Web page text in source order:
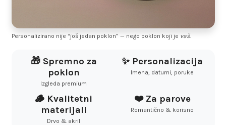
Personalizirano nije “još jedan poklon” — nego poklon koji je vaš.
🎁 Spremno za
poklon
Izgleda premium
✨ Personalizacija
Imena, datumi, poruke
🪵 Kvalitetni
materijali
Drvo & akril
❤️ Za parove
Romantično & korisno